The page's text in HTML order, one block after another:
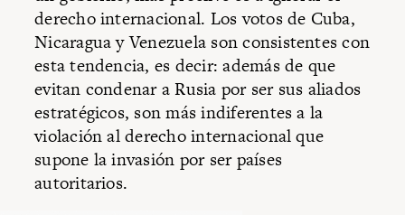
derecho internacional. Los votos de Cuba,
Nicaragua y Venezuela son consistentes con
esta tendencia, es decir: además de que
evitan condenar a Rusia por ser sus aliados
estratégicos, son más indiferentes a la
violación al derecho internacional que
supone la invasión por ser países
autoritarios.